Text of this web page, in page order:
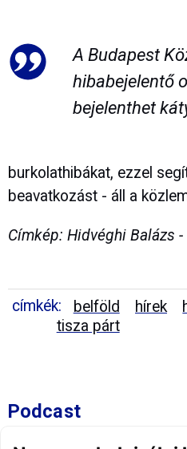
A Budapest
hibabejelentő
bejelenthet
burkolathibákat, ezzel
beavatkozást - áll a
Címkép: Hidvéghi Balázs
címkék: belföld hírek
tisza párt
Podcast